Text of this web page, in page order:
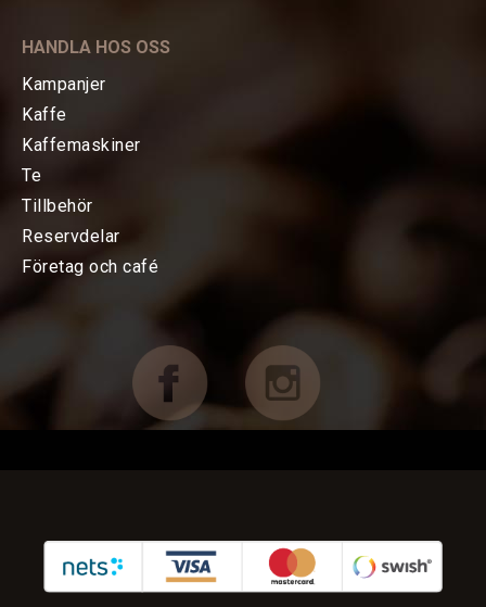
TE
KAFFEMASKINER
Espressomaskiner
FÖRETAG OCH CAFÉ
KUNDTJÄNST
HANDLA HOS OSS
Kampanjer
Kaffe
Kaffemaskiner
Te
Tillbehör
Reservdelar
Företag och café